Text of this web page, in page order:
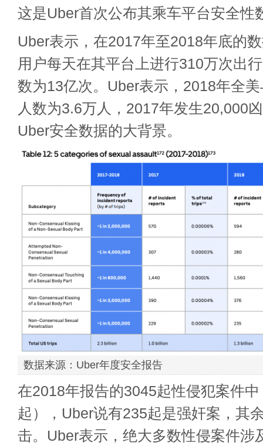
这是Uber首次公布其乘车平台安全性
Uber表示，在2017年至2018年底的
用户每天在其平台上进行310万次出
数为13亿次。Uber表示，2018年全
人数为3.6万人，2017年发生20,000
Uber安全数据的大背景。
数据来源：Uber年度安全报告
在2018年报告的3045起性侵犯案件
起），Uber说有235起是强奸案，其
击。 Uber表示，绝大多数性侵案件涉